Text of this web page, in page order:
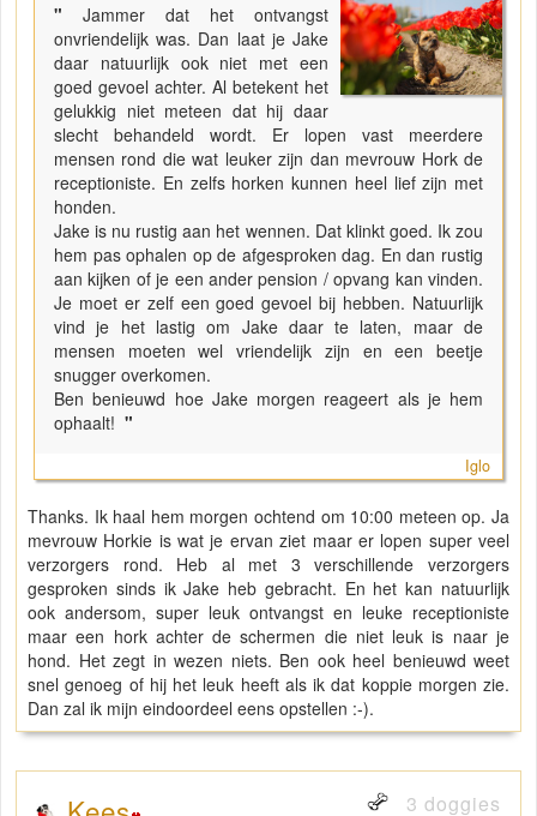
"Jammer dat het ontvangst
onvriendelijk was. Dan laat je Jake
daar natuurlijk ook niet met een
goed gevoel achter. Al betekent het
gelukkig niet meteen dat hij daar
slecht behandeld wordt. Er lopen vast meerdere
mensen rond die wat leuker zijn dan mevrouw Hork de
receptioniste. En zelfs horken kunnen heel lief zijn met
honden.
Jake is nu rustig aan het wennen. Dat klinkt goed. Ik zou
hem pas ophalen op de afgesproken dag. En dan rustig
aan kijken of je een ander pension / opvang kan vinden.
Je moet er zelf een goed gevoel bij hebben. Natuurlijk
vind je het lastig om Jake daar te laten, maar de
mensen moeten wel vriendelijk zijn en een beetje
snugger overkomen.
Ben benieuwd hoe Jake morgen reageert als je hem
ophaalt! "
Iglo
Thanks. Ik haal hem morgen ochtend om 10:00 meteen op. Ja
mevrouw Horkie is wat je ervan ziet maar er lopen super veel
verzorgers rond. Heb al met 3 verschillende verzorgers
gesproken sinds ik Jake heb gebracht. En het kan natuurlijk
ook andersom, super leuk ontvangst en leuke receptioniste
maar een hork achter de schermen die niet leuk is naar je
hond. Het zegt in wezen niets. Ben ook heel benieuwd weet
snel genoeg of hij het leuk heeft als ik dat koppie morgen zie.
Dan zal ik mijn eindoordeel eens opstellen :-).
3 doggies